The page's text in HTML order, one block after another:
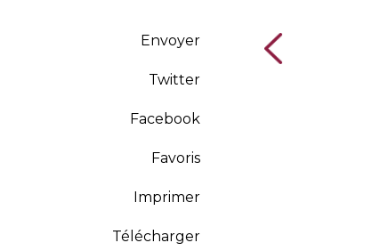
Envoyer
Twitter
Facebook
Favoris
Imprimer
Télécharger